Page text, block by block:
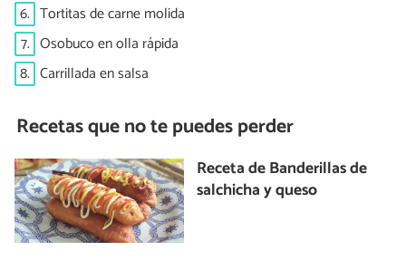
6. Tortitas de carne molida
7. Osobuco en olla rápida
8. Carrillada en salsa
Recetas que no te puedes perder
Receta de Banderillas de
salchicha y queso